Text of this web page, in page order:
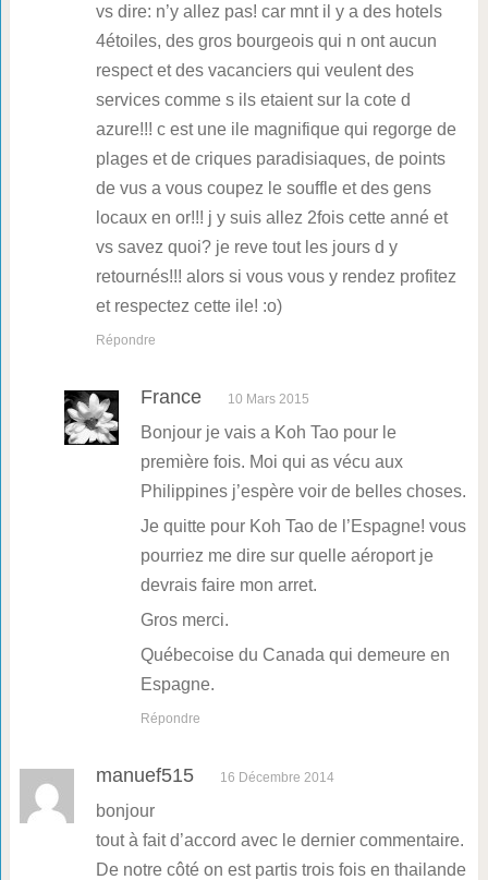
vs dire: n’y allez pas! car mnt il y a des hotels
4étoiles, des gros bourgeois qui n ont aucun
respect et des vacanciers qui veulent des
services comme s ils etaient sur la cote d
azure!!! c est une ile magnifique qui regorge de
plages et de criques paradisiaques, de points
de vus a vous coupez le souffle et des gens
locaux en or!!! j y suis allez 2fois cette anné et
vs savez quoi? je reve tout les jours d y
retournés!!! alors si vous vous y rendez profitez
et respectez cette ile! :o)
Répondre
France 10 Mars 2015
Bonjour je vais a Koh Tao pour le
première fois. Moi qui as vécu aux
Philippines j’espère voir de belles choses.
Je quitte pour Koh Tao de l’Espagne! vous
pourriez me dire sur quelle aéroport je
devrais faire mon arret.
Gros merci.
Québecoise du Canada qui demeure en
Espagne.
Répondre
manuef515 16 Décembre 2014
bonjour
tout à fait d’accord avec le dernier commentaire.
De notre côté on est partis trois fois en thailande